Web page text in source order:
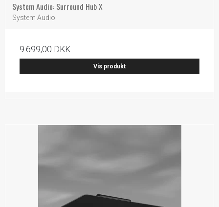
System Audio: Surround Hub X
System Audio
9.699,00 DKK
Vis produkt